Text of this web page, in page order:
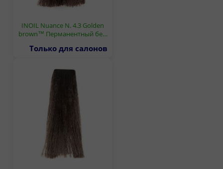
INOIL Nuance N. 4.3 Golden
brown™ Перманентный бе…
Только для салонов